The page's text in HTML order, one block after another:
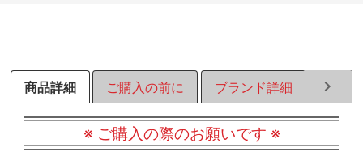
商品詳細 ご購入の前に ブランド詳細 ラッ
※ ご購入の際のお願いです ※